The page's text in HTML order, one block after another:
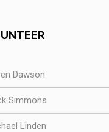
Dawson
Simmons
Linden